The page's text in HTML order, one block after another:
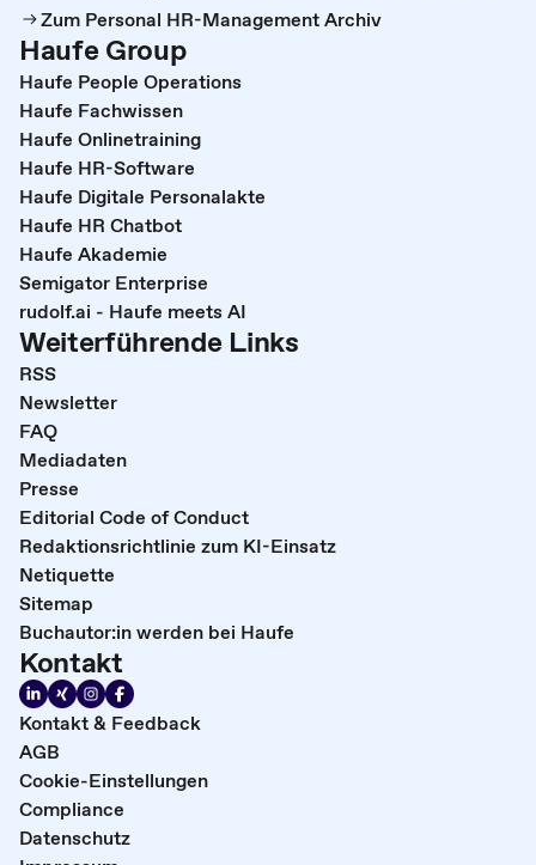
Zum Personal HR-Management Archiv
Haufe Group
Haufe People Operations
Haufe Fachwissen
Haufe Onlinetraining
Haufe HR-Software
Haufe Digitale Personalakte
Haufe HR Chatbot
Haufe Akademie
Semigator Enterprise
rudolf.ai - Haufe meets AI
Weiterführende Links
RSS
Newsletter
FAQ
Mediadaten
Presse
Editorial Code of Conduct
Redaktionsrichtlinie zum KI-Einsatz
Netiquette
Sitemap
Buchautor:in werden bei Haufe
Kontakt
Kontakt & Feedback
AGB
Cookie-Einstellungen
Compliance
Datenschutz